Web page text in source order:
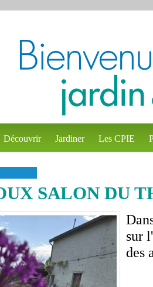
Découvrir Jardiner Les CPIE
SALON DU
sur
des